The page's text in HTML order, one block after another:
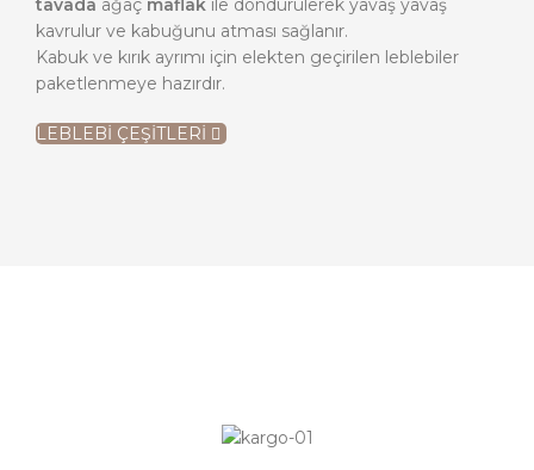
tavada ağaç maflak ile döndürülerek yavaş yavaş
kavrulur ve kabuğunu atması sağlanır.
Kabuk ve kırık ayrımı için elekten geçirilen leblebiler
paketlenmeye hazırdır.
LEBLEBİ ÇEŞİTLERİ